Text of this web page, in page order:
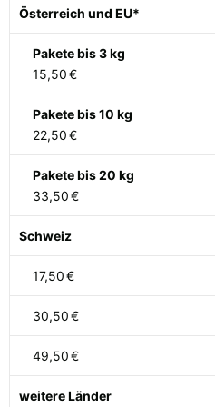
Österreich und EU*
Pakete bis 3 kg
15,50€
Pakete bis 10 kg
22,50€
Pakete bis 20 kg
33,50€
Schweiz
17,50€
30,50€
49,50€
weitere Länder